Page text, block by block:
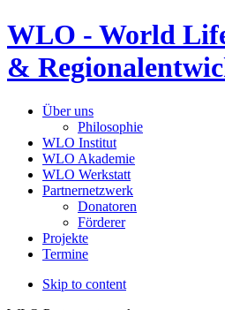
WLO - World
&
Über uns
Philosophie
WLO Institut
WLO Akademie
WLO Werkstatt
Partnernetzwerk
Donatoren
Förderer
Projekte
Termine
Skip to content